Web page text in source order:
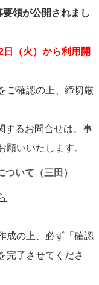
領が公開されまし
（火）から利用開
ご確認の上、締切厳
するお問合せは、事
願いいたします。
いて（三田）
成の上、必ず「確認
完了させてくださ